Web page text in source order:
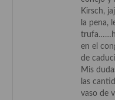
Cocina Austriaca
Kirsch,
la pena,
en el
de
Mis
las
vaso de